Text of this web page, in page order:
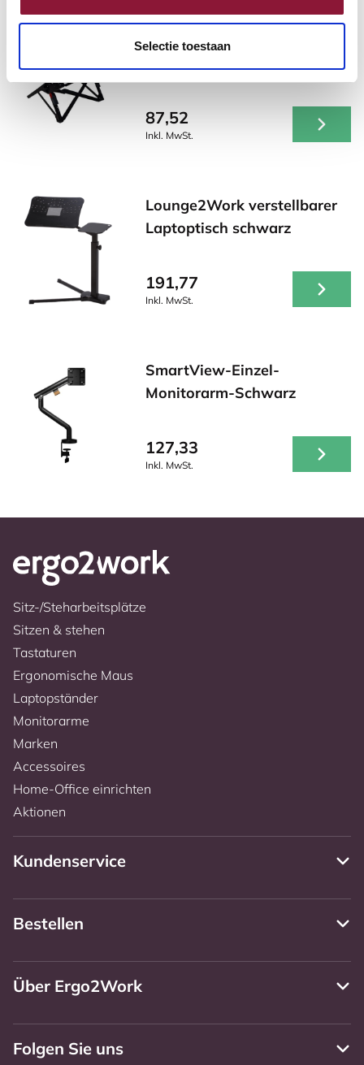
Selectie toestaan
Roost V3 stand -
Laptopständer
87,52
Inkl. MwSt.
Lounge2Work verstellbarer
Laptoptisch schwarz
191,77
Inkl. MwSt.
SmartView-Einzel-
Monitorarm-Schwarz
127,33
Inkl. MwSt.
Sitz-/Steharbeitsplätze
Sitzen & stehen
Tastaturen
Ergonomische Maus
Laptopständer
Monitorarme
Marken
Accessoires
Home-Office einrichten
Aktionen
Kundenservice
Bestellen
Über Ergo2Work
Folgen Sie uns